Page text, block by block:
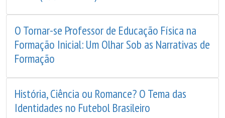
O Tornar-se Professor de Educação Física na
Formação Inicial: Um Olhar Sob as Narrativas de
Formação
História, Ciência ou Romance? O Tema das
Identidades no Futebol Brasileiro